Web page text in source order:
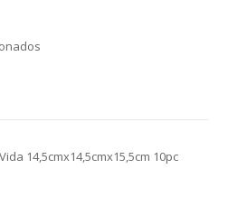
14,5cmx14,5cmx15,5cm 10pc